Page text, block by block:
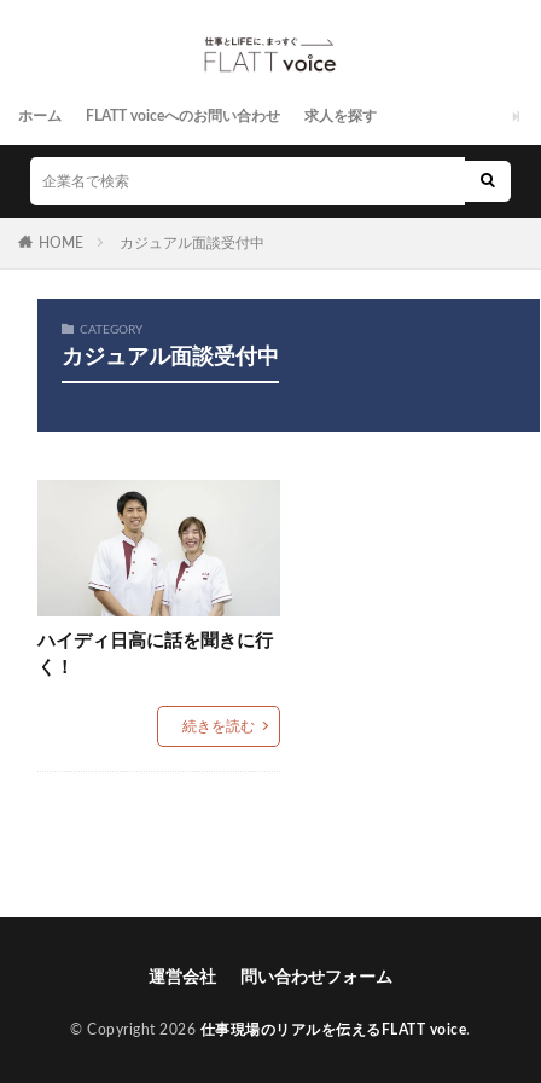
ホーム FLATT voiceへのお問い合わせ 求人を探す
HOME カジュアル面談受付中
CATEGORY
カジュアル面談受付中
ハイディ日高に話を聞きに行
く！
続きを読む
運営会社 問い合わせフォーム
© Copyright 2026 仕事現場のリアルを伝えるFLATT voice.